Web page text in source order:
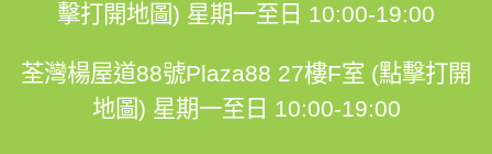
擊打開地圖) 星期一至日 10:00-19:00
荃灣楊屋道88號Plaza88 27樓F室 (點擊打開
地圖) 星期一至日 10:00-19:00